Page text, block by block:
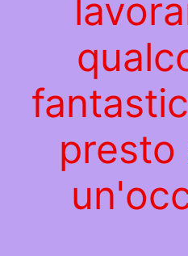
presto